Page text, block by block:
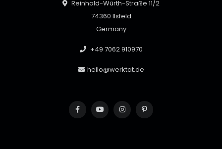
Reinhold-Würth-Straße 11/2
74360 Ilsfeld
Germany
+49 7062 910970
hello@werktat.de